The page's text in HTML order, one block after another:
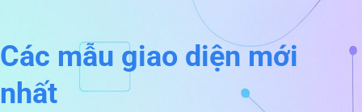
Các mẫu giao diện mới
nhất